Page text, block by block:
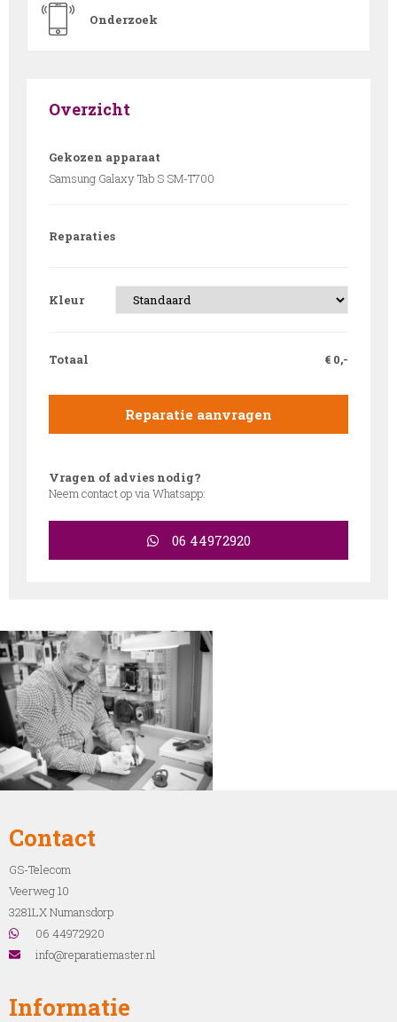
Onderzoek
Overzicht
Gekozen apparaat
Samsung Galaxy Tab S SM-T700
Reparaties
Kleur
Totaal € 0,-
Reparatie aanvragen
Vragen of advies nodig?
Neem contact op via Whatsapp:
06 44972920
Contact
GS-Telecom
Veerweg 10
3281LX Numansdorp
06 44972920
info@reparatiemaster.nl
Informatie